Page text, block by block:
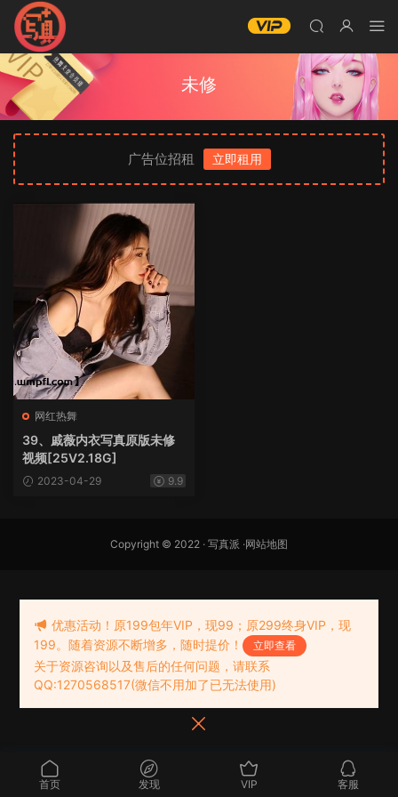
未修
广告位招租 立即租用
网红热舞
39、戚薇内衣写真原版未修
视频[25V2.18G]
2023-04-29 9.9
Copyright © 2022 · 写真派 ·网站地图
首页 发现 VIP 客服
优惠活动！原199包年VIP，现99；原299终身VIP，现
199。随着资源不断增多，随时提价！
立即查看
关于资源咨询以及售后的任何问题，请联系
QQ:1270568517(微信不用加了已无法使用)